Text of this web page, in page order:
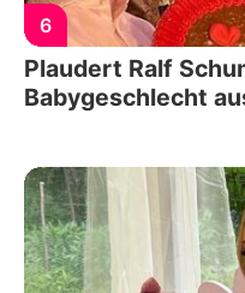
6
Plaudert Ralf
Babygeschlecht